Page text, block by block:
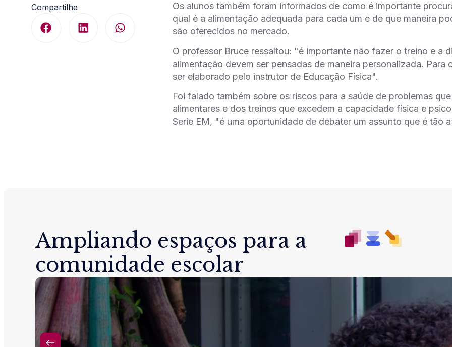
Compartilhe
Os alunos também foram informados de como é importante
qual é a alimentação adequada para cada um e de que maneira
são oferecidos no mercado.
O professor Bruce ressaltou: "é importante não fazer o treino e a
alimentação devem ser pensadas de maneira personalizada.
ser elaborado pelo instrutor de Educação Física".
Foi falado também sobre os riscos para a saúde de problemas
alimentares e dos treinos que excedem a capacidade física e
Serie EM, "é uma oportunidade de debater um assunto que é tão
Ampliando espaços para a
comunidade escolar